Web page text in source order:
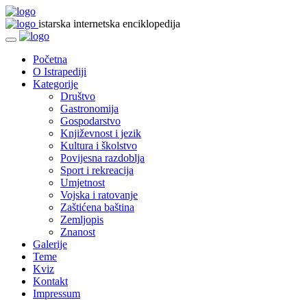
istarska internetska enciklopedija
Početna
O Istrapediji
Kategorije
Društvo
Gastronomija
Gospodarstvo
Književnost i jezik
Kultura i školstvo
Povijesna razdoblja
Sport i rekreacija
Umjetnost
Vojska i ratovanje
Zaštićena baština
Zemljopis
Znanost
Galerije
Teme
Kviz
Kontakt
Impressum